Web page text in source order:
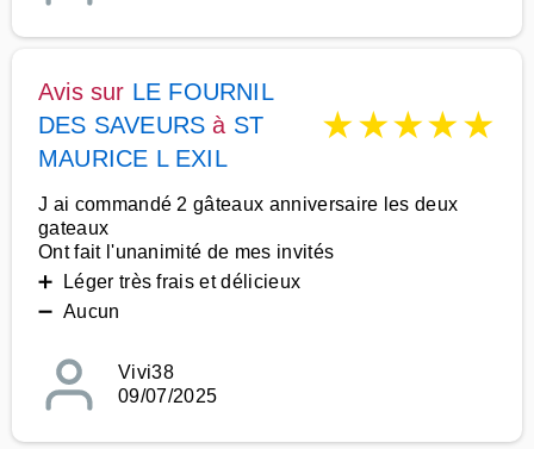
Avis sur LE FOURNIL
DES SAVEURS à ST
MAURICE L EXIL
★★★★★
J ai commandé 2 gâteaux anniversaire les deux
gateaux
Ont fait l'unanimité de mes invités
➕ Léger très frais et délicieux
➖ Aucun
Vivi38
09/07/2025